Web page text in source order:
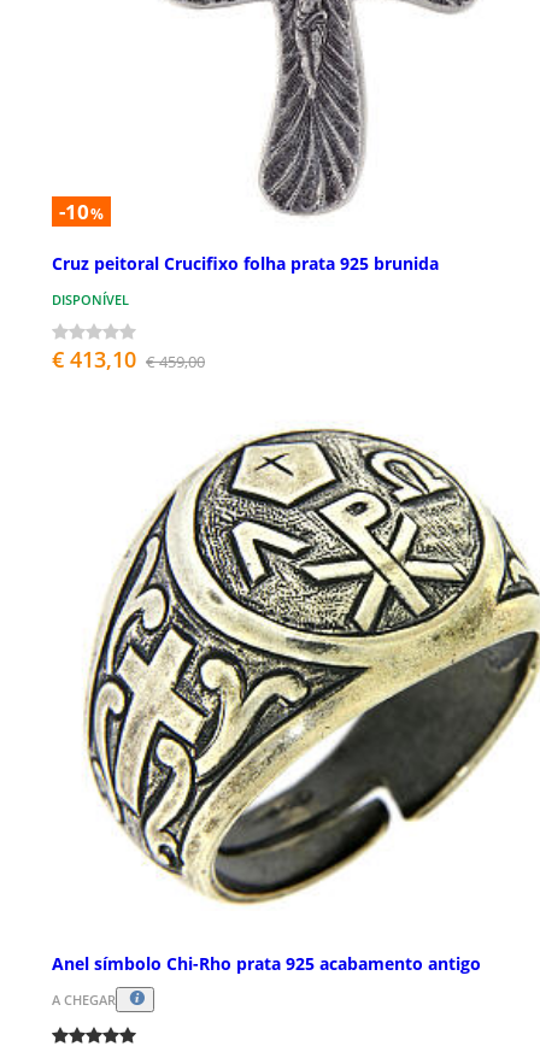
-10%
Cruz peitoral Crucifixo folha prata 925 brunida
DISPONÍVEL
€ 413,10 € 459,00
Anel símbolo Chi-Rho prata 925 acabamento antigo
A CHEGAR